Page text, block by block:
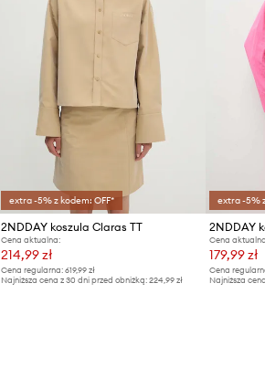
extra -5% z kodem: OFF*
2NDDAY koszula Claras TT
Cena aktualna:
214,99 zł
Cena regularna: 619,99 zł
Najniższa cena z 30 dni przed obniżką: 224,99 zł
extra -5%
Cena
179,99 zł
Cena
Najniższa